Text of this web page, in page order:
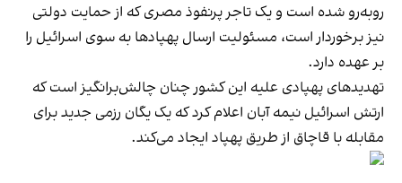
روبه‌رو شده است و یک تاجر پرنفوذ مصری که از حمایت دولتی
نیز برخوردار است، مسئولیت ارسال پهپادها به سوی اسرائیل را
بر عهده دارد.
تهدیدهای پهپادی علیه این کشور چنان چالش‌برانگیز است که
ارتش اسرائیل نیمه آبان اعلام کرد که یک یگان رزمی جدید برای
مقابله با قاچاق از طریق پهپاد ایجاد می‌کند.